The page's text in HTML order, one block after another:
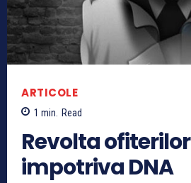
ARTICOLE
1 min. Read
Revolta ofiterilor
impotriva DNA